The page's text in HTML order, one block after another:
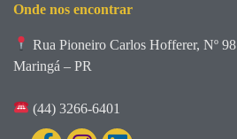
Onde nos encontrar
Rua Pioneiro Carlos Hofferer, Nº 98
Maringá – PR
(44) 3266-6401